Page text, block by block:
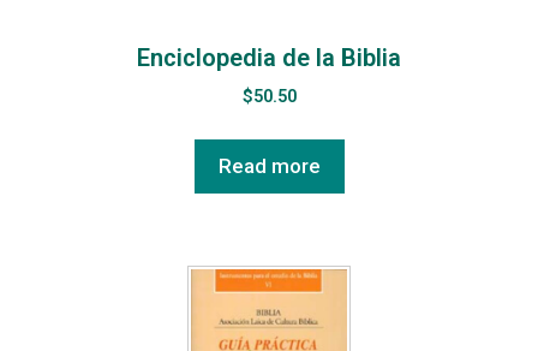
Enciclopedia de la Biblia
$50.50
Read more